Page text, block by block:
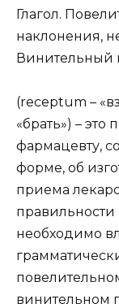
Глагол.
наклонения,
Винительный
(receptum –
«брать») –
фармацевту,
форме, об
приема
правильности
необходимо
винительном